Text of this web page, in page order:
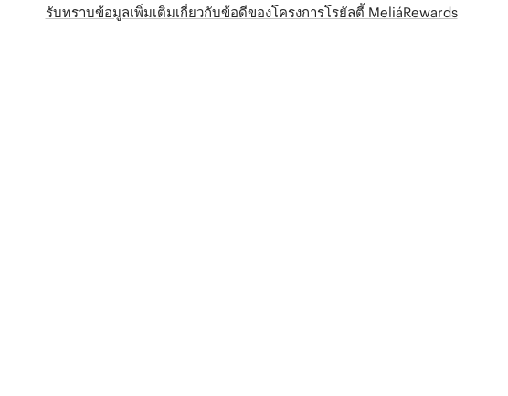
รับทราบข้อมูลเพิ่มเติมเกี่ยวกับข้อดีของโครงการโรยัลตี้ MeliáRewards